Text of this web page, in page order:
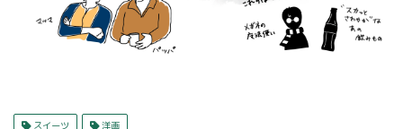
スイーツ 洋画